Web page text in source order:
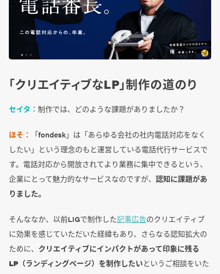
「クリエイティブなLP」制作の道のり
セイタ： 制作では、どのような課題がありましたか？
ほそ：
「fondesk」は「あらゆる会社の社内電話対応をなく
したい」という理念のもと運営している電話代行サービスで
す。電話対応から開放されてより業務に集中できるという、
企業にとって魅力的なサービスなのですが、 認知に課題があ
りました。
そんななか、以前LIGで制作した記事広告のクリエイティブ
に効果を感じていただいた経緯もあり、さらなる認知拡大の
ために、 クリエイティブにインパクトがあって印象に残る
LP（ランディングページ）を制作したいというご相談をいた